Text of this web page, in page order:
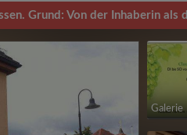
Grund: Von der Inhaberin als
Galerie